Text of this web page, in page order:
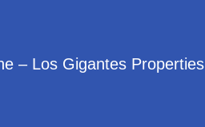
– Los Gigantes Properties